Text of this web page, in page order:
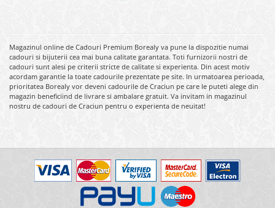
Magazinul online de Cadouri Premium Borealy va pune la dispozitie numai
cadouri si bijuterii cea mai buna calitate garantata. Toti furnizorii nostri de
cadouri sunt alesi pe criterii stricte de calitate si experienta. Din acest motiv
acordam garantie la toate cadourile prezentate pe site. In urmatoarea perioada,
prioritatea Borealy vor deveni cadourile de Craciun pe care le puteti alege din
magazin beneficiind de livrare si ambalare gratuit. Va invitam in magazinul
nostru de cadouri de Craciun pentru o experienta de neuitat!